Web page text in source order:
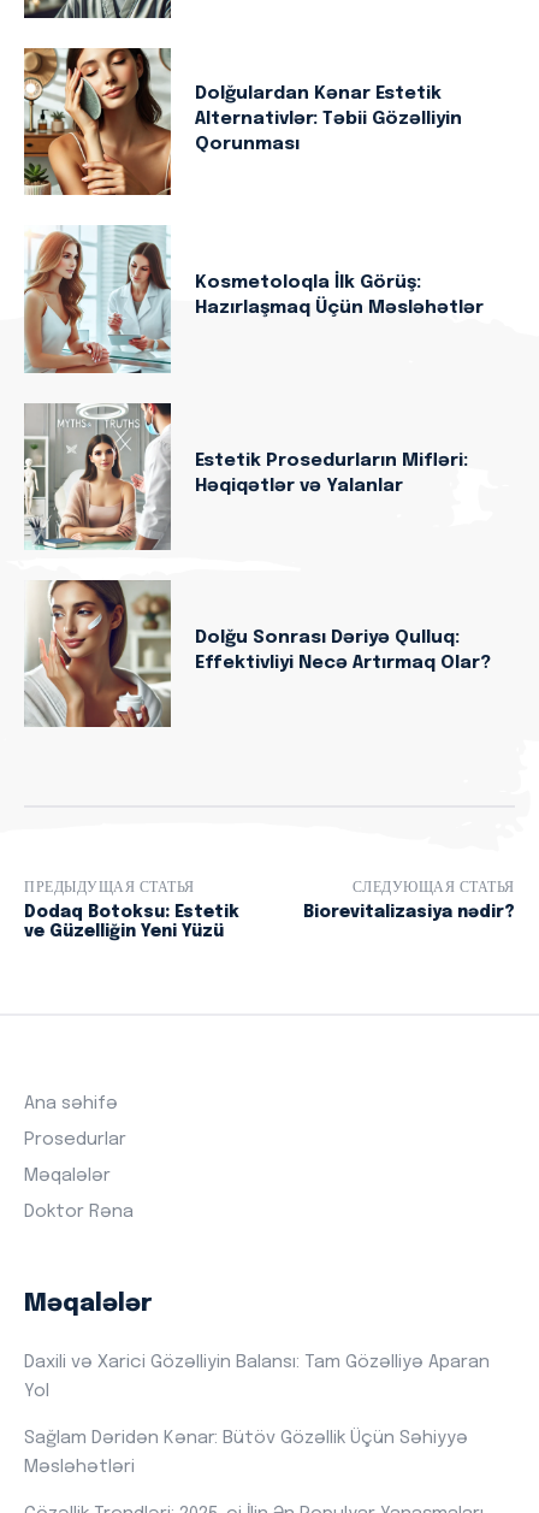
Dolğulardan Kənar Estetik
Alternativlər: Təbii Gözəlliyin
Qorunması
Kosmetoloqla İlk Görüş:
Hazırlaşmaq Üçün Məsləhətlər
Estetik Prosedurların Mifləri:
Həqiqətlər və Yalanlar
Dolğu Sonrası Dəriyə Qulluq:
Effektivliyi Necə Artırmaq Olar?
ПРЕДЫДУЩАЯ СТАТЬЯ
Dodaq Botoksu: Estetik
ve Güzelliğin Yeni Yüzü
СЛЕДУЮЩАЯ СТАТЬЯ
Biorevitalizasiya nədir?
Ana səhifə
Prosedurlar
Məqalələr
Doktor Rəna
Məqalələr
Daxili və Xarici Gözəlliyin Balansı: Tam Gözəlliyə Aparan
Yol
Sağlam Dəridən Kənar: Bütöv Gözəllik Üçün Səhiyyə
Məsləhətləri